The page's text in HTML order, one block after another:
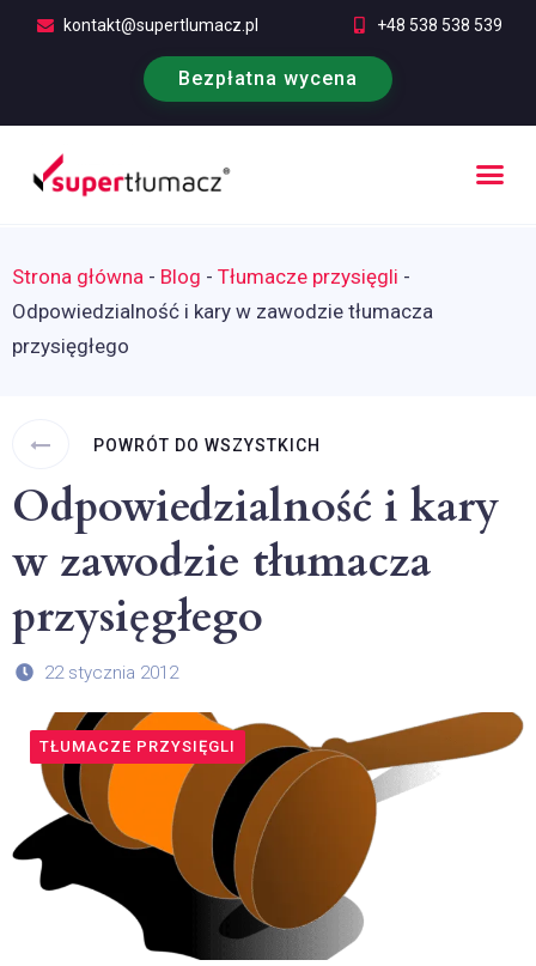
kontakt@supertlumacz.pl +48 538 538 539
Bezpłatna wycena
Strona główna - Blog - Tłumacze przysięgli -
Odpowiedzialność i kary w zawodzie tłumacza
przysięgłego
POWRÓT DO WSZYSTKICH
Odpowiedzialność i kary
w zawodzie tłumacza
przysięgłego
22 stycznia 2012
TŁUMACZE PRZYSIĘGLI